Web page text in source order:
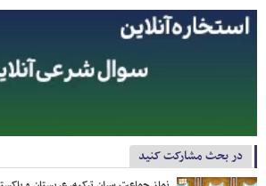
در بحث مشارکت کنید